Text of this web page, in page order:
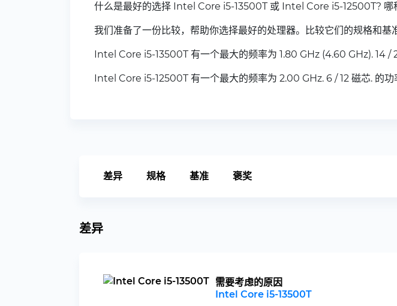
什么是最好的选择 Intel Core i5-13500T 或 Intel Core i5-12500T? 哪
我们准备了一份比较，帮助你选择最好的处理器。比较它们的规格和基
Intel Core i5-13500T 有一个最大的频率为 1.80 GHz (4.60 GHz). 14 /
Intel Core i5-12500T 有一个最大的频率为 2.00 GHz. 6 / 12 磁芯. 的功
差异 规格 基准 褒奖
差异
需要考虑的原因
Intel Core i5-13500T